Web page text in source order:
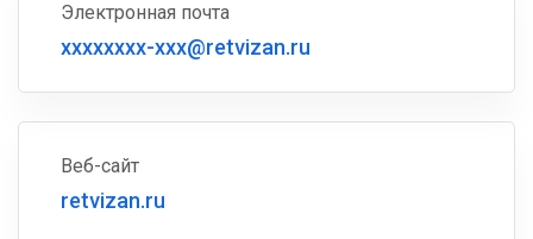
Электронная почта
xxxxxxxx-xxx@retvizan.ru
Веб-сайт
retvizan.ru